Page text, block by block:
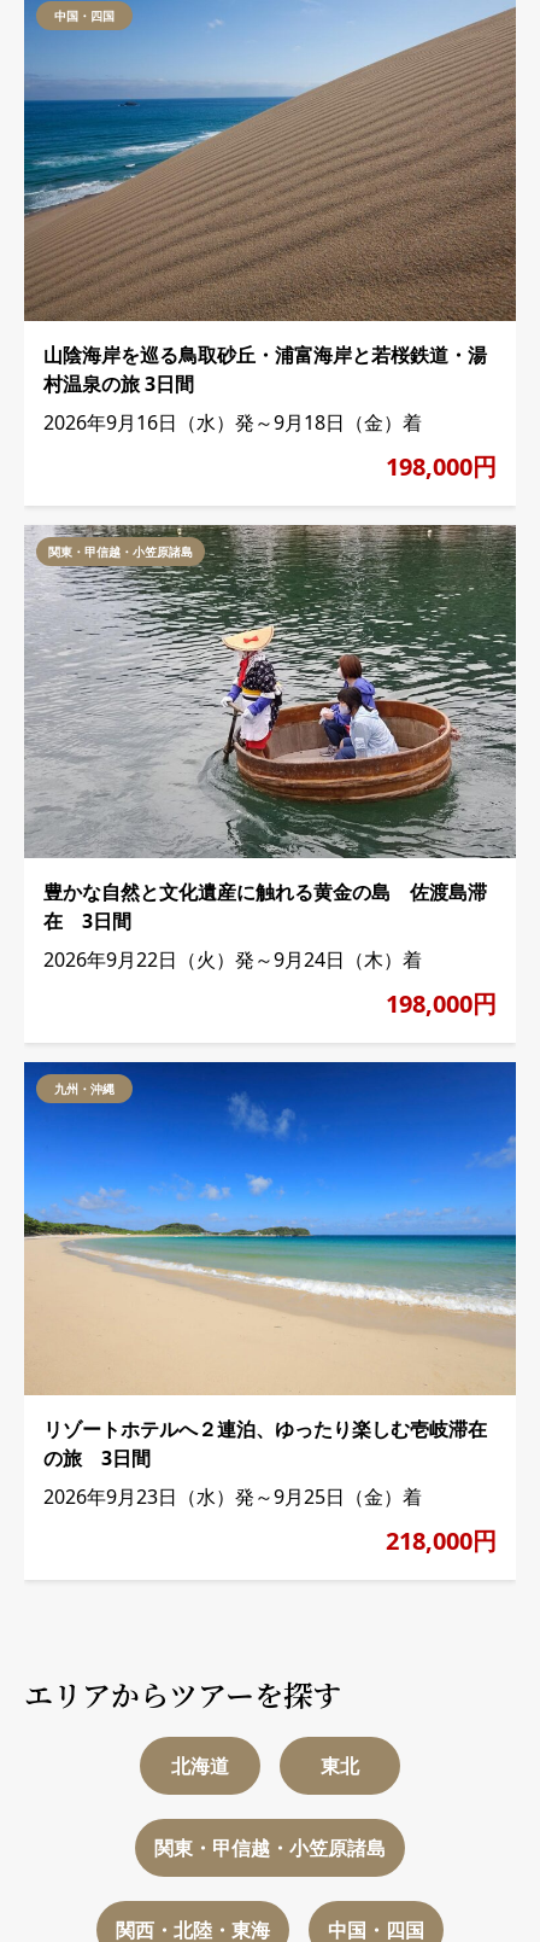
中国・四国
山陰海岸を巡る鳥取砂丘・浦富海岸と若桜鉄道・湯
村温泉の旅 3日間
2026年9月16日（水）発～9月18日（金）着
198,000円
関東・甲信越・小笠原諸島
豊かな自然と文化遺産に触れる黄金の島 佐渡島滞
在 3日間
2026年9月22日（火）発～9月24日（木）着
198,000円
九州・沖縄
リゾートホテルへ２連泊、ゆったり楽しむ壱岐滞在
の旅 3日間
2026年9月23日（水）発～9月25日（金）着
218,000円
エリアからツアーを探す
北海道 東北
関東・甲信越・小笠原諸島
関西・北陸・東海 中国・四国